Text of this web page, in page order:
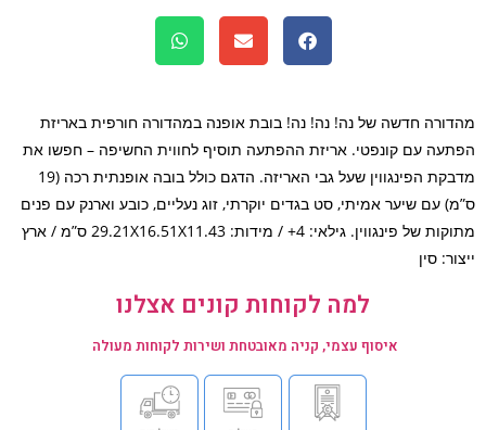
חדשה של נה! נה! נה! בובת אופנה במהדורה חורפית באריזת
עם קונפטי. אריזת ההפתעה תוסיף לחווית החשיפה – חפשו את
מדבקת הפינגווין שעל גבי האריזה. הדגם כולל בובה אופנתית רכה (19
עם שיער אמיתי, סט בגדים יוקרתי, זוג נעליים, כובע וארנק עם פנים
מתוקות של פינגווין. גילאי: 4+ / מידות: 29.21X16.51X11.43 ס”מ / ארץ
סין
למה לקוחות קונים אצלנו
איסוף עצמי, קניה מאובטחת ושירות לקוחות מעולה